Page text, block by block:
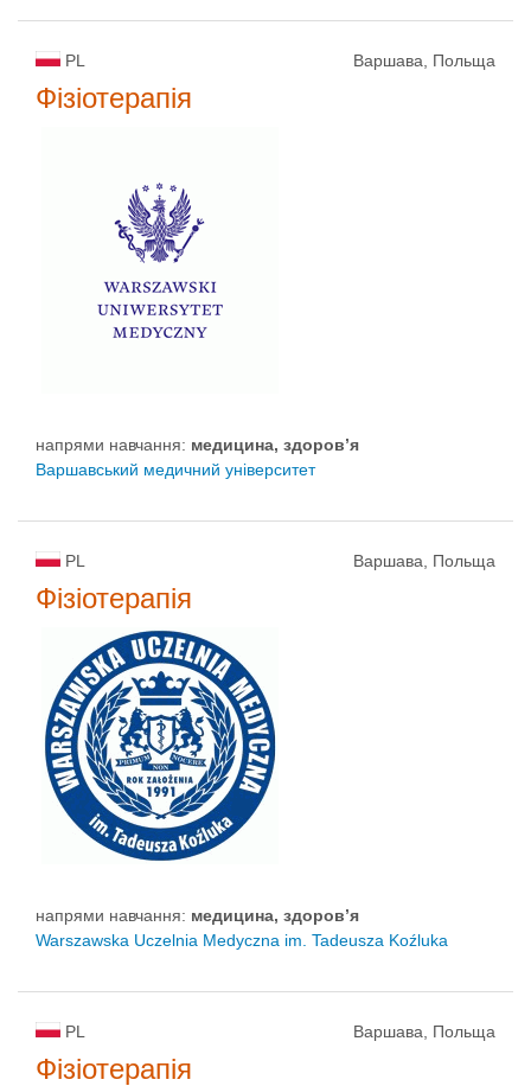
PL Варшава, Польща
Фізіотерапія
напрями навчання: медицина, здоров’я
Варшавський медичний університет
PL Варшава, Польща
Фізіотерапія
напрями навчання: медицина, здоров’я
Warszawska Uczelnia Medyczna im. Tadeusza Koźluka
PL Варшава, Польща
Фізіотерапія